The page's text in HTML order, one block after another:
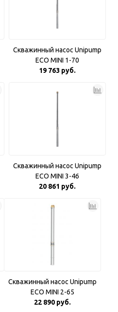
Скважинный насос Unipump
ECO MINI 1-70
19 763 руб.
Скважинный насос Unipump
ECO MINI 3-46
20 861 руб.
Скважинный насос Unipump
ECO MINI 2-65
22 890 руб.